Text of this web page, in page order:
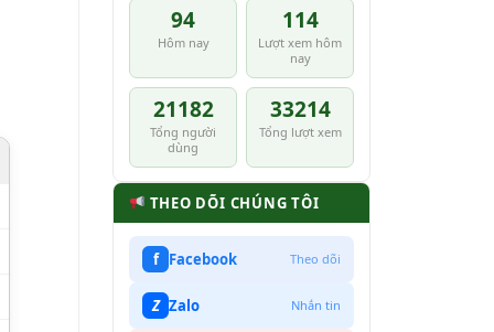
94
Hôm nay
114
Lượt xem hôm
nay
21182
Tổng người
dùng
33214
Tổng lượt xem
THEO DÕI CHÚNG TÔI
f Facebook Theo dõi
Z Zalo Nhắn tin